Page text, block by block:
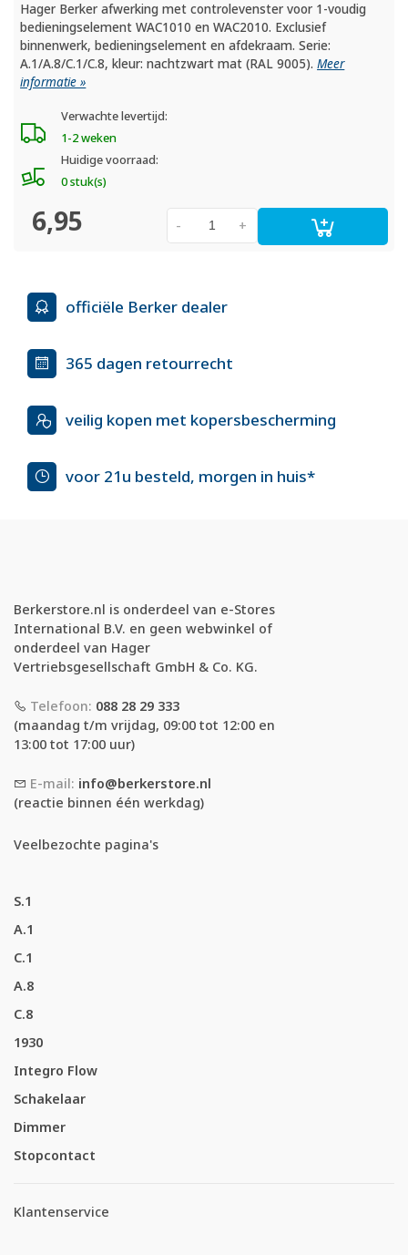
Hager Berker afwerking met controlevenster voor 1-voudig
bedieningselement WAC1010 en WAC2010. Exclusief
binnenwerk, bedieningselement en afdekraam. Serie:
A.1/A.8/C.1/C.8, kleur: nachtzwart mat (RAL 9005).Meer
informatie »
Verwachte levertijd:
1-2 weken
Huidige voorraad:
0 stuk(s)
6,95 +
-
officiële Berker dealer
365 dagen retourrecht
veilig kopen met kopersbescherming
voor 21u besteld, morgen in huis*
Berkerstore.nl is onderdeel van e-Stores
International B.V. en geen webwinkel of
onderdeel van Hager
Vertriebsgesellschaft GmbH & Co. KG.
Telefoon: 088 28 29 333
(maandag t/m vrijdag, 09:00 tot 12:00 en
13:00 tot 17:00 uur)
E-mail: info@berkerstore.nl
(reactie binnen één werkdag)
Veelbezochte pagina's
S.1
A.1
C.1
A.8
C.8
1930
Integro Flow
Schakelaar
Dimmer
Stopcontact
Klantenservice